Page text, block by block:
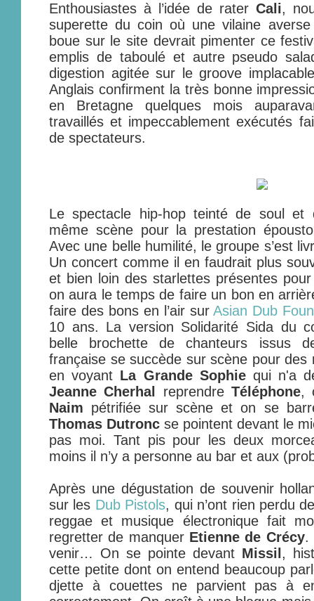
Enthousiastes à l’idée de rater Cali,
superette du coin où une vilaine
boue sur le site devrait pimenter ce
emplis de taboulé et autre pseudo
digestion agitée sur le groove
Anglais confirment la très bonne
en Bretagne quelques mois
travaillés et impeccablement exécutés
de spectateurs.
Le spectacle hip-hop teinté de soul
même scène pour la prestation
Avec une belle humilité, le groupe s’est
Un concert comme il en faudrait plus
et bien loin des starlettes présentes
on aura le temps de faire un bon en
faire des bons en l’air surAsian Dub
10 ans. La version Solidarité Sida du
belle brochette de chanteurs issus
française se succède sur scène pour
en voyant La Grande Sophiequi n'a
Jeanne Cherhal
reprendre Téléphone,
Naim pétrifiée sur scène et on se
Thomas Dutronc se pointent devant le
pas moi. Tant pis pour les deux
moins il n’y a personne au bar et aux
Après une dégustation de souvenir
sur les Dub Pistols, qui n’ont rien perdu
reggae et musique électronique fait
regretter de manquer Etienne de Crécy.
venir… On se pointe devant Missil ,
cette petite dont on entend beaucoup
djette à couettes ne parvient pas à